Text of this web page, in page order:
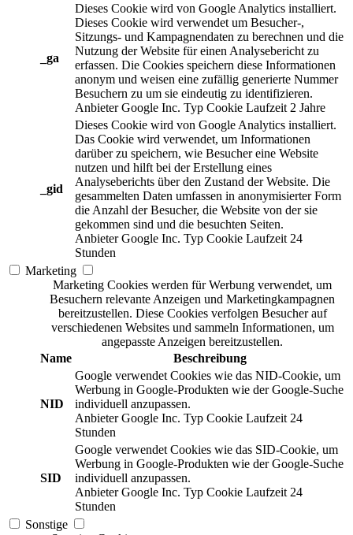
_ga
Dieses Cookie wird von Google Analytics installiert.
Dieses Cookie wird verwendet um Besucher-,
Sitzungs- und Kampagnendaten zu berechnen und die
Nutzung der Website für einen Analysebericht zu
erfassen. Die Cookies speichern diese Informationen
anonym und weisen eine zufällig generierte Nummer
Besuchern zu um sie eindeutig zu identifizieren.
Anbieter Google Inc. Typ Cookie Laufzeit 2 Jahre
_gid
Dieses Cookie wird von Google Analytics installiert.
Das Cookie wird verwendet, um Informationen
darüber zu speichern, wie Besucher eine Website
nutzen und hilft bei der Erstellung eines
Analyseberichts über den Zustand der Website. Die
gesammelten Daten umfassen in anonymisierter Form
die Anzahl der Besucher, die Website von der sie
gekommen sind und die besuchten Seiten.
Anbieter Google Inc. Typ Cookie Laufzeit 24
Stunden
Marketing
Marketing Cookies werden für Werbung verwendet, um
Besuchern relevante Anzeigen und Marketingkampagnen
bereitzustellen. Diese Cookies verfolgen Besucher auf
verschiedenen Websites und sammeln Informationen, um
angepasste Anzeigen bereitzustellen.
Name
Beschreibung
NID
Google verwendet Cookies wie das NID-Cookie, um
Werbung in Google-Produkten wie der Google-Suche
individuell anzupassen.
Anbieter Google Inc. Typ Cookie Laufzeit 24
Stunden
SID
Google verwendet Cookies wie das SID-Cookie, um
Werbung in Google-Produkten wie der Google-Suche
individuell anzupassen.
Anbieter Google Inc. Typ Cookie Laufzeit 24
Stunden
Sonstige